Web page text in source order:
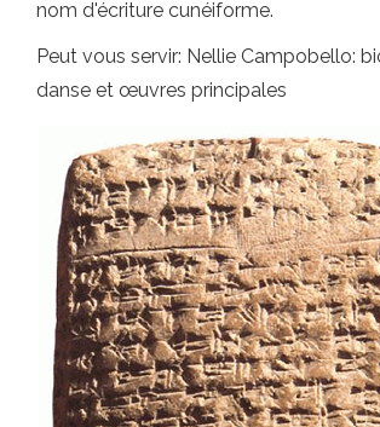
nom d'écriture cunéiforme.
Peut vous servir: Nellie Campobello:
danse et œuvres principales